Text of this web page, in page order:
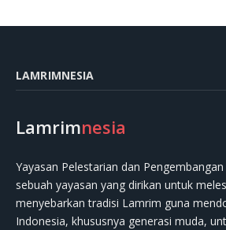
LAMRIMNESIA
Lamrimnesia
Yayasan Pelestarian dan
sebuah yayasan yang dirikan untuk
menyebarkan tradisi Lamrim guna
Indonesia, khususnya generasi muda,